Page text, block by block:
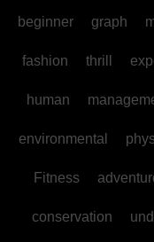
beginner graph
fashion thrill
human
environmental
Fitness
conservation